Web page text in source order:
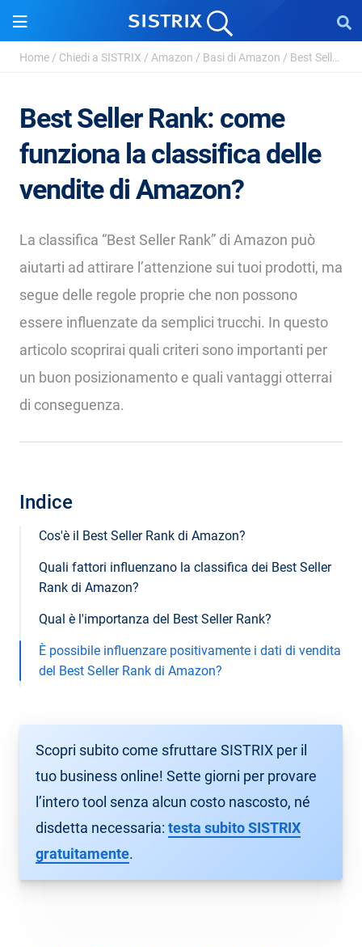
Home / Chiedi a SISTRIX / Amazon / Basi di Amazon / Best Seller Rank
Best Seller Rank: come
funziona la classifica delle
vendite di Amazon?
La classifica “Best Seller Rank” di Amazon può
aiutarti ad attirare l’attenzione sui tuoi prodotti, ma
segue delle regole proprie che non possono
essere influenzate da semplici trucchi. In questo
articolo scoprirai quali criteri sono importanti per
un buon posizionamento e quali vantaggi otterrai
di conseguenza.
Indice
Cos'è il Best Seller Rank di Amazon?
Quali fattori influenzano la classifica dei Best Seller
Rank di Amazon?
Qual è l'importanza del Best Seller Rank?
È possibile influenzare positivamente i dati di vendita
del Best Seller Rank di Amazon?
Scopri subito come sfruttare SISTRIX per il
tuo business online! Sette giorni per provare
l’intero tool senza alcun costo nascosto, né
disdetta necessaria: testa subito SISTRIX
gratuitamente.